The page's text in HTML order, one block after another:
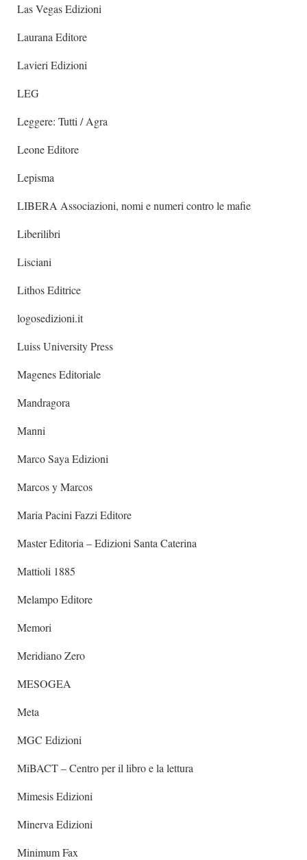
Las Vegas Edizioni
Laurana Editore
Lavieri Edizioni
LEG
Leggere: Tutti / Agra
Leone Editore
Lepisma
LIBERA Associazioni, nomi e numeri contro le mafie
Liberilibri
Lisciani
Lithos Editrice
logosedizioni.it
Luiss University Press
Magenes Editoriale
Mandragora
Manni
Marco Saya Edizioni
Marcos y Marcos
Maria Pacini Fazzi Editore
Master Editoria – Edizioni Santa Caterina
Mattioli 1885
Melampo Editore
Memori
Meridiano Zero
MESOGEA
Meta
MGC Edizioni
MiBACT – Centro per il libro e la lettura
Mimesis Edizioni
Minerva Edizioni
Minimum Fax